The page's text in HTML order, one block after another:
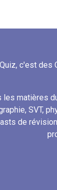
c'est des
les matières
SVT,
de